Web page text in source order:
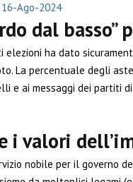
Ago-2024
dal basso”
elezioni ha dato
La percentuale degli
e ai messaggi dei partiti
i valori
nobile per il governo